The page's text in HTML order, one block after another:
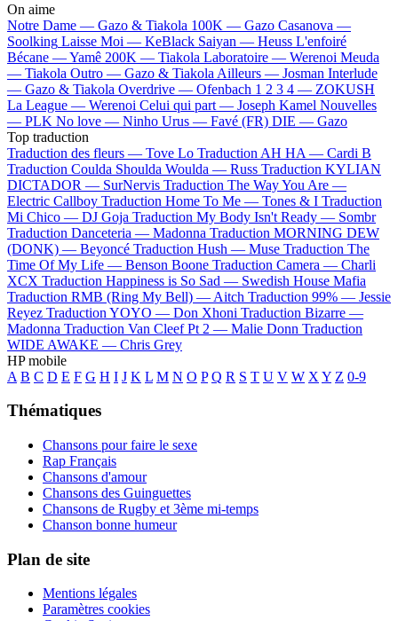
On aime
Notre Dame — Gazo & Tiakola 100K — Gazo Casanova —
Soolking Laisse Moi — KeBlack Saiyan — Heuss L'enfoiré
Bécane —Yamê 200K — Tiakola Laboratoire — Werenoi Meuda
— Tiakola Outro — Gazo & Tiakola Ailleurs — Josman Interlude
— Gazo & Tiakola Overdrive — Ofenbach 1 2 3 4 — ZOKUSH
La League — Werenoi Celui qui part — Joseph Kamel Nouvelles
— PLK No love — Ninho Urus — Favé (FR) DIE — Gazo
Top traduction
Traduction des fleurs — Tove Lo Traduction AH HA — Cardi B
Traduction Coulda Shoulda Woulda — Russ Traduction KYLIAN
DICTADOR — SurNervis Traduction The Way You Are —
Electric Callboy Traduction Home To Me — Tones & I Traduction
Mi Chico — DJ Goja Traduction My Body Isn't Ready — Sombr
Traduction Danceteria — Madonna Traduction MORNING DEW
(DONK) — Beyoncé Traduction Hush — Muse Traduction The
Time Of My Life — Benson Boone Traduction Camera — Charli
XCX Traduction Happiness is So Sad — Swedish House Mafia
Traduction RMB (Ring My Bell) — Aitch Traduction 99% — Jessie
Reyez Traduction YOYO — Don Xhoni Traduction Bizarre —
Madonna Traduction Van Cleef Pt 2 — Malie Donn Traduction
WIDE AWAKE — Chris Grey
HP mobile
A B C D E F G H I J K L M N O P Q R S T U V W X Y Z 0-9
Thématiques
Chansons pour faire le sexe
Rap Français
Chansons d'amour
Chansons des Guinguettes
Chansons de Rugby et 3ème mi-temps
Chanson bonne humeur
Plan de site
Mentions légales
Paramètres cookies